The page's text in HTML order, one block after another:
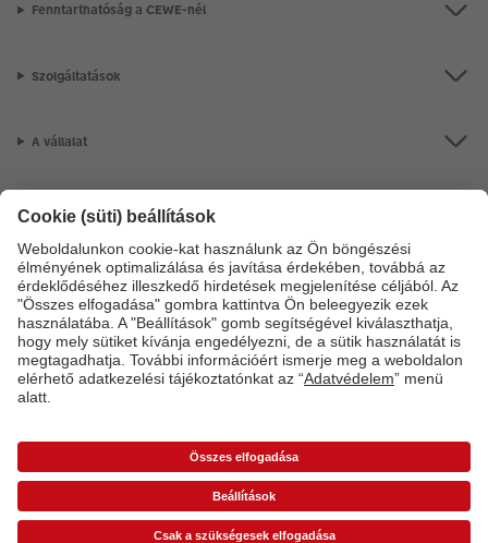
Fenntarthatóság a CEWE-nél
Szolgáltatások
A vállalat
Termékkínálat
CEWE Fotóvilág
Szolgáltatásainkkal vagy megrendelésével kapcsolatos kérdések esetén
06-1-451-1088Hétfő-vasárnap: 8:00–17:00 óráig.
*Az árak ajánlott fogyasztói árak és az ÁFÁ-t tartalmazzák, de nem tartalmazzák a